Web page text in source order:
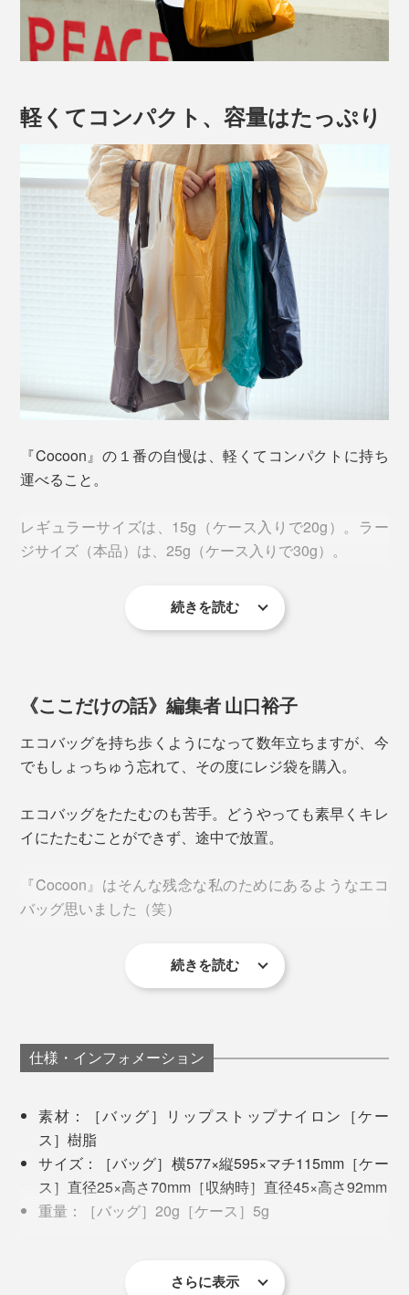
軽くてコンパクト、容量はたっぷり
『Cocoon』の１番の自慢は、軽くてコンパクトに持ち
運べること。
レギュラーサイズは、15g（ケース入りで20g）。ラー
ジサイズ（本品）は、25g（ケース入りで30g）。
収納時のサイズは、蚕の繭くらい。ポケットに入れても
まったく気になりません。
コンパクトさがウリのエコバッグでも、意外にかさばっ
て、お気に入りのミニバッグに入らないなんてこともあ
ケースに輪っか状のストラップがついているので、バッ
続きを読む
《ここだけの話》編集者 山口裕子
エコバッグを持ち歩くようになって数年立ちますが、今
でもしょっちゅう忘れて、その度にレジ袋を購入。
エコバッグをたたむのも苦手。どうやっても素早くキレ
イにたたむことができず、途中で放置。
『Cocoon』はそんな残念な私のためにあるようなエコ
バッグ思いました（笑）
く、たたむ面倒もないのがありがたい。
続きを読む
仕様・インフォメーション
素材：［バッグ］リップストップナイロン［ケー
ス］樹脂
サイズ：［バッグ］横577×縦595×マチ115mm［ケー
ス］直径25×高さ70mm［収納時］直径45×高さ92mm
重量：［バッグ］20g［ケース］5g
さらに表示